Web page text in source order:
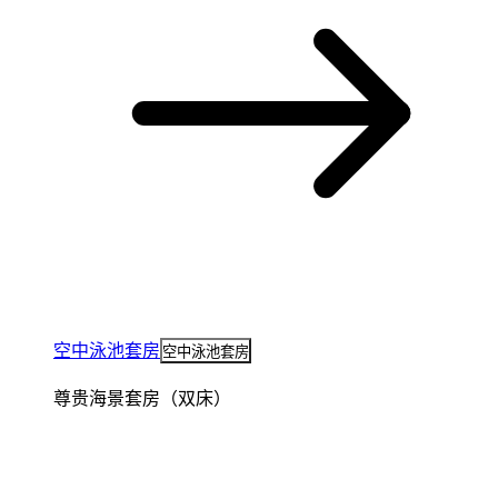
空中泳池套房 空中泳池套房
尊贵海景套房（双床）